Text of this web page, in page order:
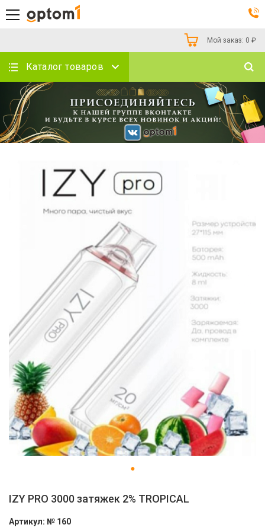
Мой заказ: 0 ₽
Каталог товаров
IZY PRO 3000 затяжек 2% TROPICAL
Артикул: № 160